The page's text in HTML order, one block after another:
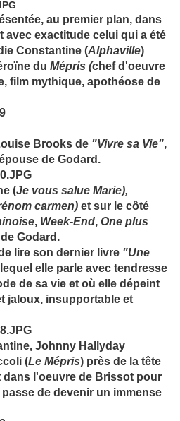
au premier plan, dans
exactitude celui qui a été
Constantine (Alphaville)
du Mépris (chef d'oeuvre
film mythique, apothéose de
Brooks de "Vivre sa Vie",
de Godard.
(Je vous salue Marie),
carmen) et sur le côté
, Week-End, One plus
Godard.
lire son dernier livre "Une
elle parle avec tendresse
de sa vie et où elle dépeint
jaloux, insupportable et
Johnny Hallyday
(Le Mépris) près de la tête
dans l'oeuvre de Brissot pour
de devenir un immense